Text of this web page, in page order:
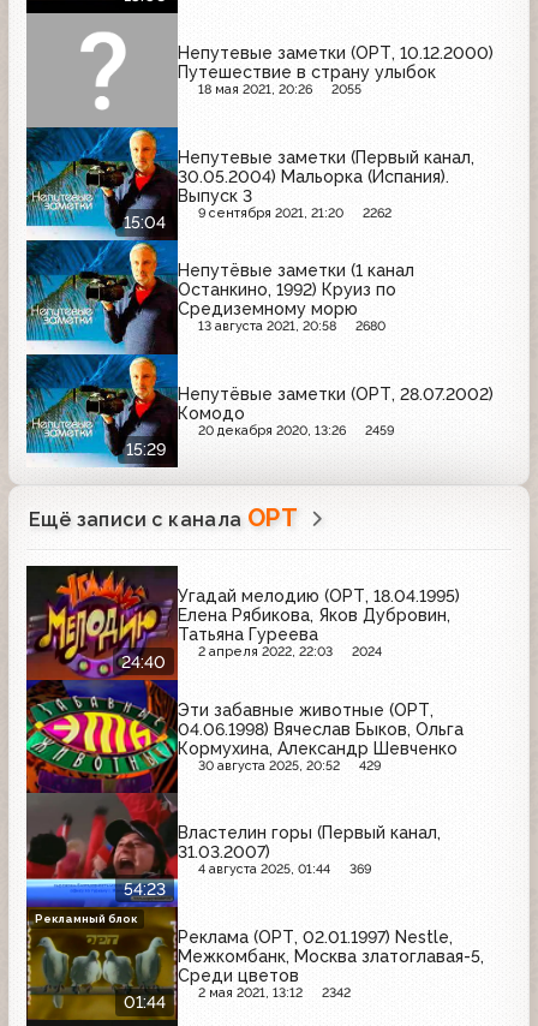
Непутевые заметки (ОРТ, 10.12.2000)
Путешествие в страну улыбок
18 мая 2021, 20:26 2055
15:04
Непутевые заметки (Первый канал,
30.05.2004) Мальорка (Испания).
Выпуск 3
9 сентября 2021, 21:20 2262
Непутёвые заметки (1 канал
Останкино, 1992) Круиз по
Средиземному морю
13 августа 2021, 20:58 2680
15:29
Непутёвые заметки (ОРТ, 28.07.2002)
Комодо
20 декабря 2020, 13:26 2459
Ещё записи с канала ОРТ
24:40
Угадай мелодию (ОРТ, 18.04.1995)
Елена Рябикова, Яков Дубровин,
Татьяна Гуреева
2 апреля 2022, 22:03 2024
Эти забавные животные (ОРТ,
04.06.1998) Вячеслав Быков, Ольга
Кормухина, Александр Шевченко
30 августа 2025, 20:52 429
54:23
Властелин горы (Первый канал,
31.03.2007)
4 августа 2025, 01:44 369
01:44
Реклама (ОРТ, 02.01.1997) Nestle,
Межкомбанк, Москва златоглавая-5,
Среди цветов
2 мая 2021, 13:12 2342
Рекламный блок